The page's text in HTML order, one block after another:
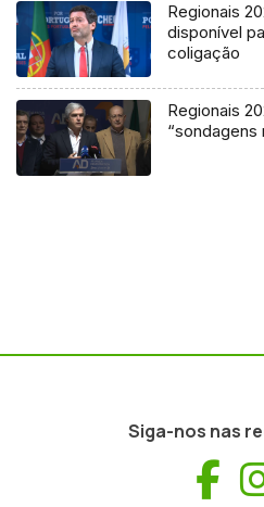
Regionais
disponível
coligação
Regionais
Siga-nos nas